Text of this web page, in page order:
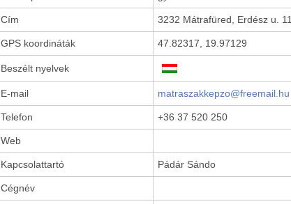
Cím 3232 Mátrafüred, Erdész u. 11.
GPS koordináták 47.82317, 19.97129
Beszélt nyelvek
E-mail matraszakkepzo@freemail.hu
Telefon +36 37 520 250
Web
Kapcsolattartó Pádár Sándo
Cégnév